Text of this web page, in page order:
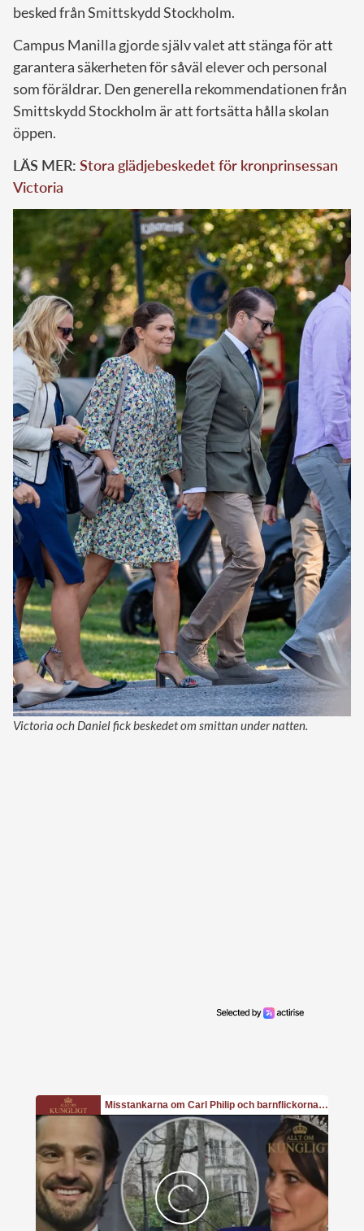
besked från Smittskydd Stockholm.
Campus Manilla gjorde själv valet att stänga för att
garantera säkerheten för såväl elever och personal
som föräldrar. Den generella rekommendationen från
Smittskydd Stockholm är att fortsätta hålla skolan
öppen.
LÄS MER: Stora glädjebeskedet för kronprinsessan
Victoria
Victoria och Daniel fick beskedet om smittan under natten.